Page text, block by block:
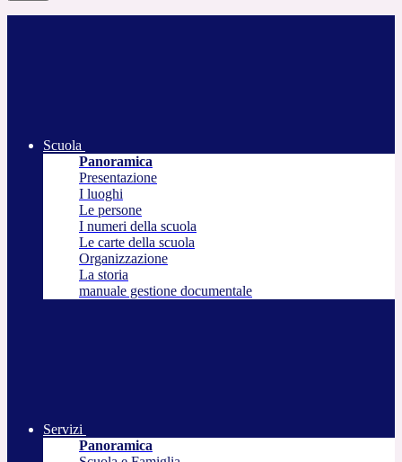
Scuola
Panoramica
Presentazione
I luoghi
Le persone
I numeri della scuola
Le carte della scuola
Organizzazione
La storia
manuale gestione documentale
Servizi
Panoramica